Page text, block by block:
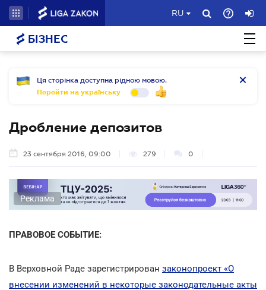
RU
БІЗНЕС
Ця сторінка доступна рідною мовою.
Перейти на українську
Дробление депозитов
23 сентября 2016, 09:00 279 0
Реклама
ПРАВОВОЕ СОБЫТИЕ:
В Верховной Раде зарегистрирован законопроект «О
внесении изменений в некоторые законодательные акты